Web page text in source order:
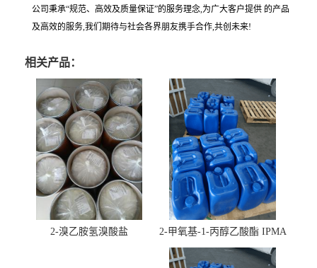
公司秉承“规范、高效及质量保证”的服务理念,为广大客户提供 的产品
及高效的服务,我们期待与社会各界朋友携手合作,共创未来!
相关产品：
2-溴乙胺氢溴酸盐 2-甲氧基-1-丙醇乙酸酯 IPMA